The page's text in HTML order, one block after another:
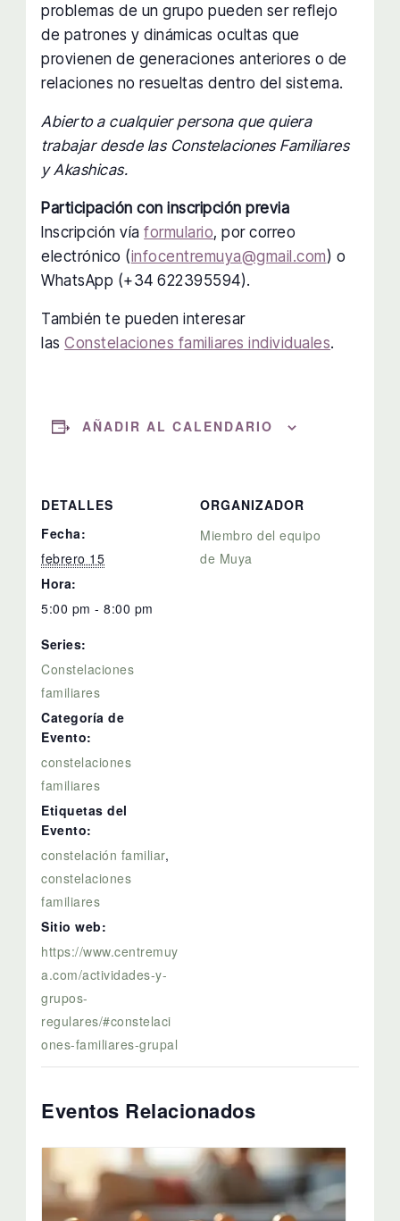
problemas de un grupo pueden ser reflejo
de patrones y dinámicas ocultas que
provienen de generaciones anteriores o de
relaciones no resueltas dentro del sistema.
Abierto a cualquier persona que quiera
trabajar desde las Constelaciones Familiares
y Akashicas.
Participación con inscripción previa
Inscripción víaformulario, por correo
electrónico (infocentremuya@gmail.com) o
WhatsApp (+34 622395594).
También te pueden interesar
lasConstelaciones familiares individuales.
AÑADIR AL CALENDARIO
DETALLES
Fecha:
febrero 15
Hora:
5:00 pm - 8:00 pm
Series:
Constelaciones
familiares
Categoría de
Evento:
constelaciones
familiares
Etiquetas del
Evento:
constelación familiar,
constelaciones
familiares
Sitio web:
https://www.centremuy
a.com/actividades-y-
grupos-
regulares/#constelaci
ones-familiares-grupal
ORGANIZADOR
Miembro del equipo
de Muya
Eventos Relacionados